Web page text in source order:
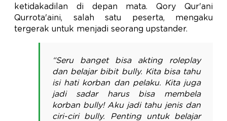
ketidakadilan di depan mata. Qory Qur'ani
Qurrota'aini, salah satu peserta, mengaku
tergerak untuk menjadi seorang upstander.
“Seru banget bisa akting roleplay
dan belajar bibit bully. Kita bisa tahu
isi hati korban dan pelaku. Kita juga
jadi sadar harus bisa membela
korban bully! Aku jadi tahu jenis dan
ciri-ciri bully. Penting untuk belajar